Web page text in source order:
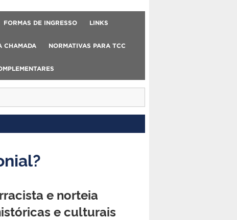
FORMAS DE INGRESSO LINKS
CHAMADA NORMATIVAS PARA TCC
e norteia
e culturais